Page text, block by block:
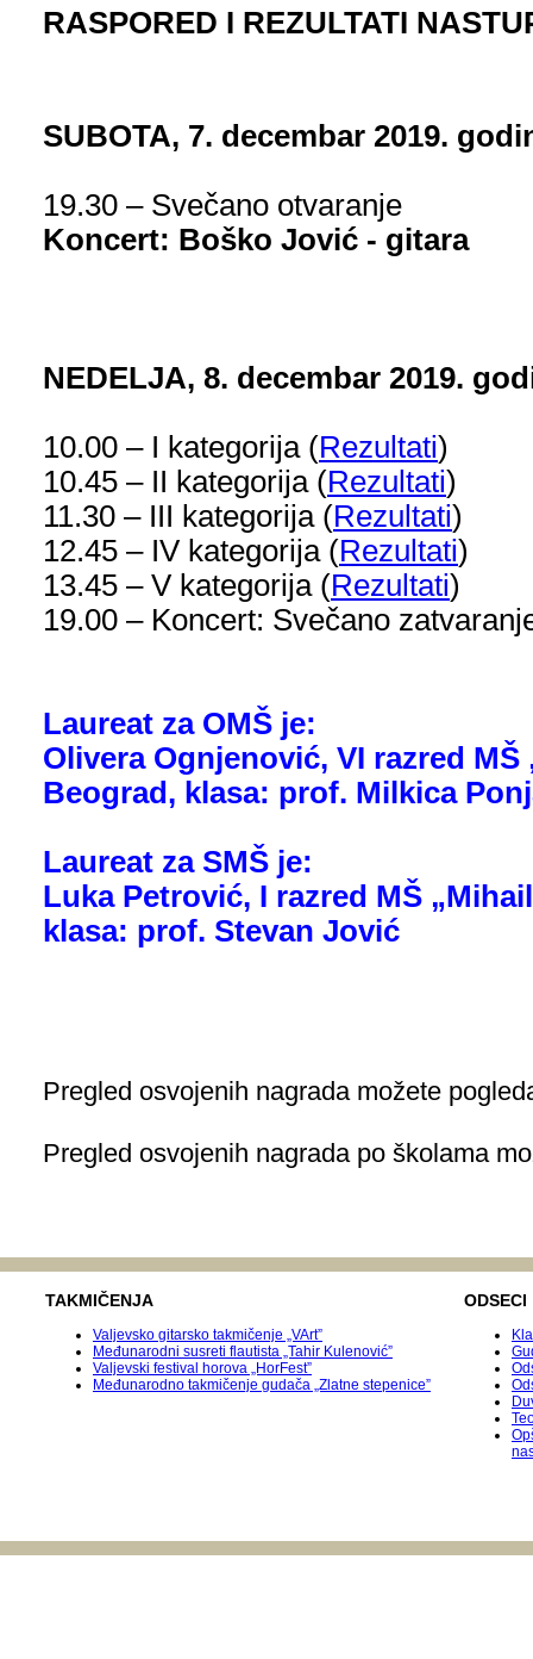
RASPORED I REZULTATI
SUBOTA, 7. decembar 2019.
19.30 – Svečano otvaranje
Koncert: Boško Jović - gitara
NEDELJA, 8. decembar 2019.
10.00 – I kategorija (Rezultati)
10.45 – II kategorija(Rezultati)
11.30 – III kategorija (Rezultati)
12.45 – IV kategorija (Rezultati)
13.45 – V kategorija (Rezultati)
19.00 –Koncert: Svečano
Laureat za OMŠ je:
Olivera Ognjenović, VI razred MŠ
Beograd, klasa: prof. Milkica
Laureat za SMŠ je:
Luka Petrović, I razred MŠ
klasa: prof. Stevan Jović
Pregled osvojenih nagrada možete
Pregled osvojenih nagrada po školama
TAKMIČENJA
Valjevsko gitarsko takmičenje „VArt”
Međunarodni susreti flautista „Tahir Kulenović”
Valjevski festival horova „HorFest”
Međunarodnо takmičenje gudača „Zlatne stepenice”
ODSECI